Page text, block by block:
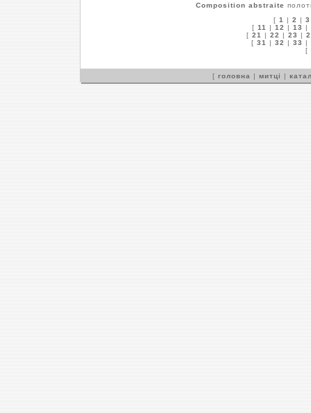
Composition abstraite
[ 1 | 2 | 3
[ 11 | 12 | 13 |
[ 21 | 22 | 23 |
[ 31 | 32 | 33
|
[
[ головна | митці |